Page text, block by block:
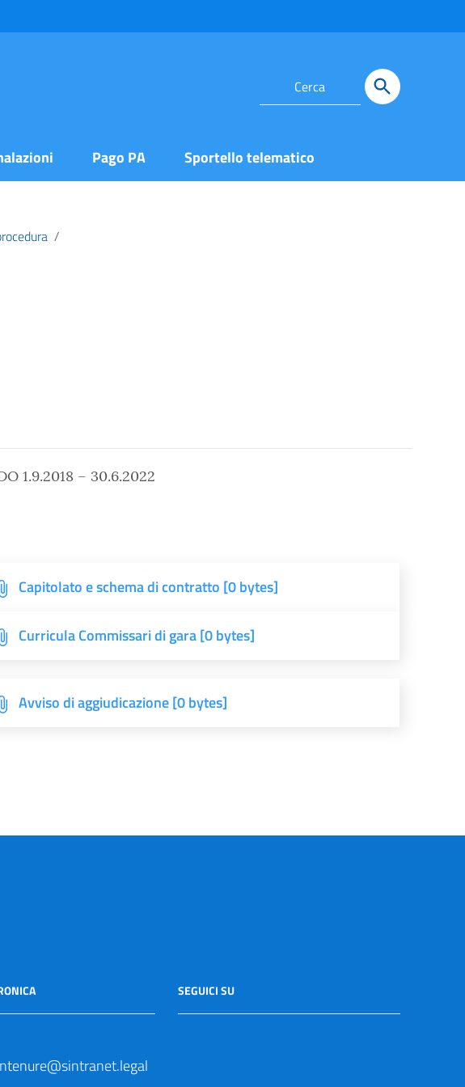
Pago PA Sportello telematico
/
1.9.2018 – 30.6.2022
Capitolato e schema di contratto [0 bytes]
Curricula Commissari di gara [0 bytes]
Avviso di aggiudicazione [0 bytes]
SEGUICI SU